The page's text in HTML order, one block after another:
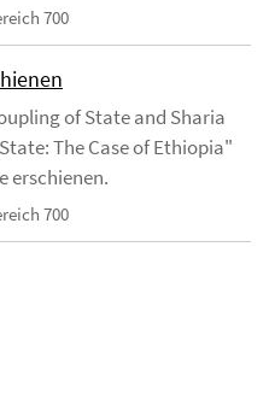
700
of State and Sharia
The Case of Ethiopia"
erschienen.
700